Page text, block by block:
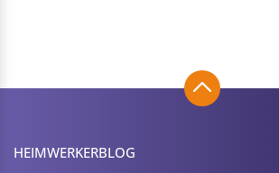
HEIMWERKER­BLOG